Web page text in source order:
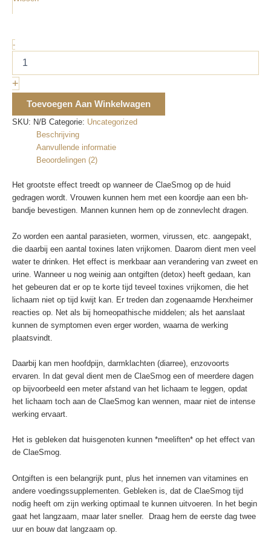
-
ClaeSmog
(electrosmog
hulpmiddel)
aantal
+
Toevoegen Aan Winkelwagen
SKU: N/B Categorie: Uncategorized
Beschrijving
Aanvullende informatie
Beoordelingen (2)
Het grootste effect treedt op wanneer de ClaeSmog op de huid
gedragen wordt. Vrouwen kunnen hem met een koordje aan een bh-
bandje bevestigen. Mannen kunnen hem op de zonnevlecht dragen.
Zo worden een aantal parasieten, wormen, virussen, etc. aangepakt,
die daarbij een aantal toxines laten vrijkomen. Daarom dient men veel
water te drinken. Het effect is merkbaar aan verandering van zweet en
urine. Wanneer u nog weinig aan ontgiften (detox) heeft gedaan, kan
het gebeuren dat er op te korte tijd teveel toxines vrijkomen, die het
lichaam niet op tijd kwijt kan. Er treden dan zogenaamde Herxheimer
reacties op. Net als bij homeopathische middelen; als het aanslaat
kunnen de symptomen even erger worden, waarna de werking
plaatsvindt.
Daarbij kan men hoofdpijn, darmklachten (diarree), enzovoorts
ervaren. In dat geval dient men de ClaeSmog een of meerdere dagen
op bijvoorbeeld een meter afstand van het lichaam te leggen, opdat
het lichaam toch aan de ClaeSmog kan wennen, maar niet de intense
werking ervaart.
Het is gebleken dat huisgenoten kunnen *meeliften* op het effect van
de ClaeSmog.
Ontgiften is een belangrijk punt, plus het innemen van vitamines en
andere voedingssupplementen. Gebleken is, dat de ClaeSmog tijd
nodig heeft om zijn werking optimaal te kunnen uitvoeren. In het begin
gaat het langzaam, maar later sneller. Draag hem de eerste dag twee
uur en bouw dat langzaam op.